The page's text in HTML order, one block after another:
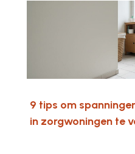
9 tips om
in zorgwoningen te